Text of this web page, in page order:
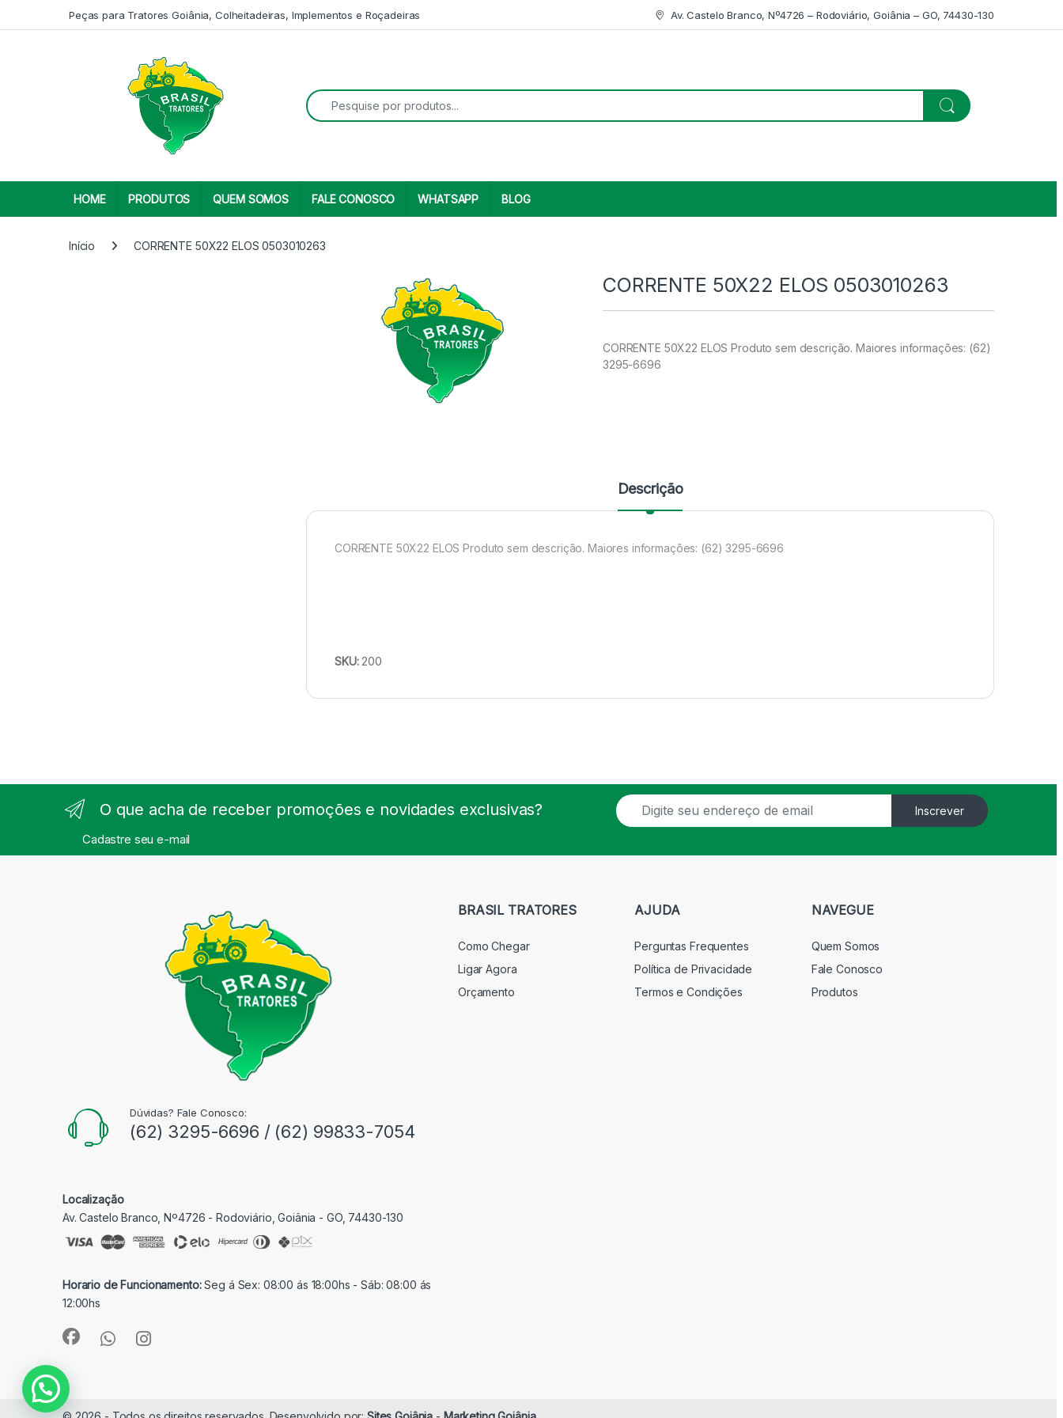
Peças para Tratores Goiânia, Colheitadeiras, Implementos e Roçadeiras Av. Castelo Branco, Nº4726 – Rodoviário, Goiânia – GO, 74430-130
Search for:
HOME PRODUTOS QUEM SOMOS FALE CONOSCO WHATSAPP BLOG
Início CORRENTE 50X22 ELOS 0503010263
CORRENTE 50X22 ELOS 0503010263
CORRENTE 50X22 ELOS Produto sem descrição. Maiores informações: (62)
3295-6696
Descrição
CORRENTE 50X22 ELOS Produto sem descrição. Maiores informações: (62) 3295-6696
SKU: 200
O que acha de receber promoções e novidades exclusivas?
Cadastre seu e-mail
E
m
Inscrever
Dúvidas? Fale Conosco:
(62) 3295-6696 / (62) 99833-7054
Localização
Av. Castelo Branco, Nº4726 - Rodoviário, Goiânia - GO, 74430-130
Horario de Funcionamento:Seg á Sex: 08:00 ás 18:00hs - Sáb: 08:00 ás
12:00hs
BRASIL TRATORES
Como Chegar
Ligar Agora
Orçamento
AJUDA
Perguntas Frequentes
Política de Privacidade
Termos e Condições
NAVEGUE
Quem Somos
Fale Conosco
Produtos